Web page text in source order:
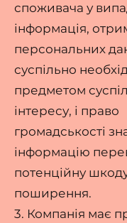
споживача у
інформація,
персональних
суспільно
предметом
інтересу, і право
громадськості
інформацію
потенційну шкоду
поширення.
3. Компанія має